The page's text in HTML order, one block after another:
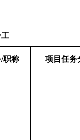
/职称 项目任务